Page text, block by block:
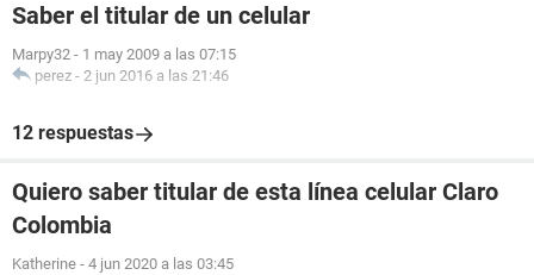
Saber el titular de un celular
Marpy32 - 1 may 2009 a las 07:15
perez - 2 jun 2016 a las 21:46
12 respuestas
Quiero saber titular de esta línea celular Claro
Colombia
Katherine - 4 jun 2020 a las 03:45